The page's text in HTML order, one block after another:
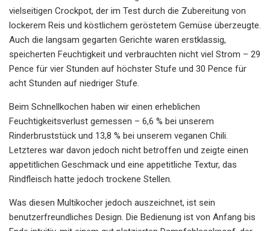
vielseitigen Crockpot, der im Test durch die Zubereitung von
lockerem Reis und köstlichem geröstetem Gemüse überzeugte.
Auch die langsam gegarten Gerichte waren erstklassig,
speicherten Feuchtigkeit und verbrauchten nicht viel Strom – 29
Pence für vier Stunden auf höchster Stufe und 30 Pence für
acht Stunden auf niedriger Stufe.
Beim Schnellkochen haben wir einen erheblichen
Feuchtigkeitsverlust gemessen – 6,6 % bei unserem
Rinderbruststück und 13,8 % bei unserem veganen Chili.
Letzteres war davon jedoch nicht betroffen und zeigte einen
appetitlichen Geschmack und eine appetitliche Textur, das
Rindfleisch hatte jedoch trockene Stellen.
Was diesen Multikocher jedoch auszeichnet, ist sein
benutzerfreundliches Design. Die Bedienung ist von Anfang bis